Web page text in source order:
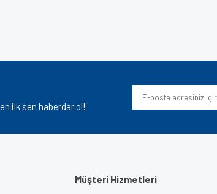
bozuk veya görüntülenemiyor.
bulunuyor.
ilk sen haberdar ol!
Müşteri Hizmetleri